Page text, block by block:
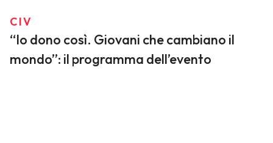
CIV
“Io dono così. Giovani che cambiano il
mondo”: il programma dell’evento